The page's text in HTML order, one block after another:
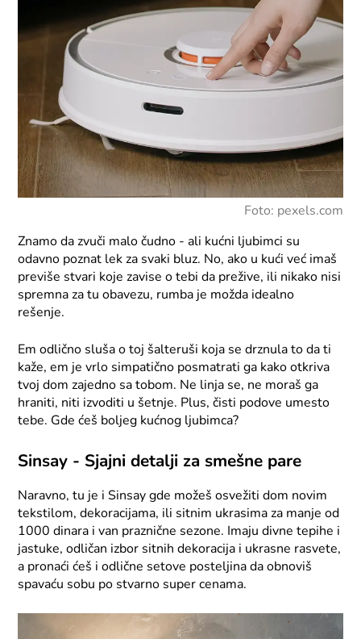
Foto: pexels.com
Znamo da zvuči malo čudno - ali kućni ljubimci su
odavno poznat lek za svaki bluz. No, ako u kući već imaš
previše stvari koje zavise o tebi da prežive, ili nikako nisi
spremna za tu obavezu, rumba je možda idealno
rešenje.
Em odlično sluša o toj šalteruši koja se drznula to da ti
kaže, em je vrlo simpatično posmatrati ga kako otkriva
tvoj dom zajedno sa tobom. Ne linja se, ne moraš ga
hraniti, niti izvoditi u šetnje. Plus, čisti podove umesto
tebe. Gde ćeš boljeg kućnog ljubimca?
Sinsay - Sjajni detalji za smešne pare
Naravno, tu je i Sinsay gde možeš osvežiti dom novim
tekstilom, dekoracijama, ili sitnim ukrasima za manje od
1000 dinara i van praznične sezone. Imaju divne tepihe i
jastuke, odličan izbor sitnih dekoracija i ukrasne rasvete,
a pronaći ćeš i odlične setove posteljina da obnoviš
spavaću sobu po stvarno super cenama.